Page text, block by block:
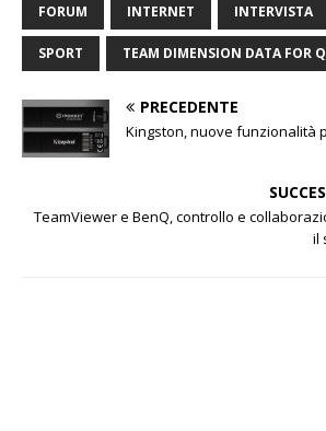
FORUM INTERNET INTERVISTA
SPORT TEAM DIMENSION DATA FOR
PRECEDENTE
Kingston, nuove funzionalità
TeamViewer e BenQ, controllo e
il